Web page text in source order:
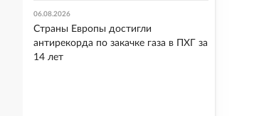
06.08.2026
Страны Европы достигли
антирекорда по закачке газа в ПХГ за
14 лет